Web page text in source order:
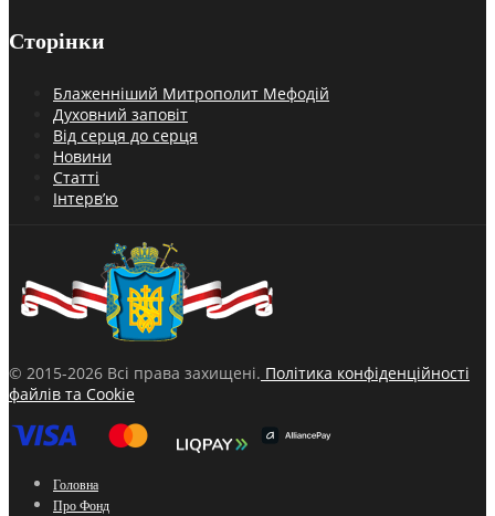
Сторінки
Блаженніший Митрополит Мефодій
Духовний заповіт
Від серця до серця
Новини
Статті
Інтерв’ю
© 2015-2026 Всі права захищені. Політика конфіденційності
файлів та Cookie
Головна
Про Фонд